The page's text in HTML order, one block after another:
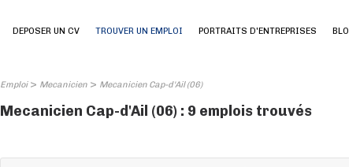
DEPOSER UN CV TROUVER UN EMPLOI PORTRAITS D'ENTREPRISES
Emploi> Mecanicien > Mecanicien Cap-d'Ail (06)
Mecanicien Cap-d'Ail (06) : 9 emplois trouvés